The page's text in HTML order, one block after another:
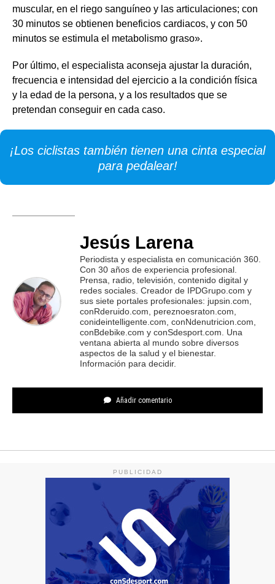
muscular, en el riego sanguíneo y las articulaciones; con
30 minutos se obtienen beneficios cardiacos, y con 50
minutos se estimula el metabolismo graso».
Por último, el especialista aconseja ajustar la duración,
frecuencia e intensidad del ejercicio a la condición física
y la edad de la persona, y a los resultados que se
pretendan conseguir en cada caso.
¡Los ciclistas también tienen una cinta especial
para pedalear!
Jesús Larena
Periodista y especialista en comunicación 360.
Con 30 años de experiencia profesional.
Prensa, radio, televisión, contenido digital y
redes sociales. Creador de IPDGrupo.com y
sus siete portales profesionales: jupsin.com,
conRderuido.com, pereznoesraton.com,
conideintelligente.com, conNdenutricion.com,
conBdebike.com y conSdesport.com. Una
ventana abierta al mundo sobre diversos
aspectos de la salud y el bienestar.
Información para decidir.
Añadir comentario
PUBLICIDAD